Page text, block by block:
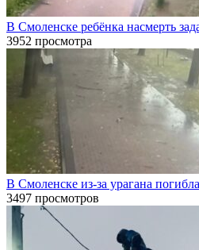
В Смоленске ребёнка насмерть
3952 просмотра
В Смоленске из-за урагана
3497 просмотров